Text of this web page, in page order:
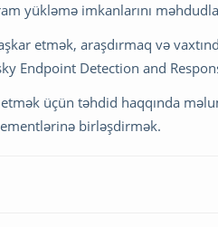
yükləmə imkanlarını
etmək, araşdırmaq və
Endpoint Detection and
üçün təhdid haqqında
birləşdirmək.